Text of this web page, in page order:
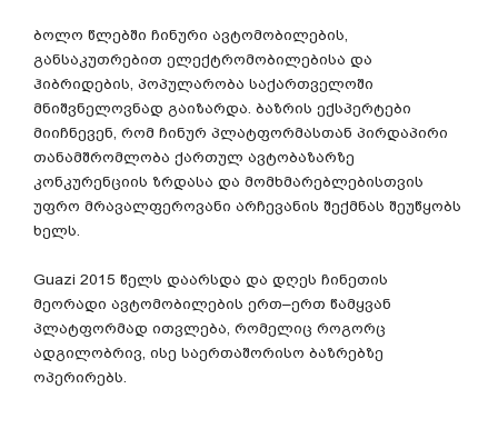
ბოლო წლებში ჩინური ავტომობილების
განსაკუთრებით ელექტრომობილებისა და
ჰიბრიდების პოპულარობა საქართველოში
მნიშვნელოვნად გაიზარდა ბაზრის ექსპერტები
მიიჩნევენ რომ ჩინურ პლატფორმასთან პირდაპირი
თანამშრომლობა ქართულ ავტობაზარზე
კონკურენციის ზრდასა და მომხმარებლებისთვის
უფრო მრავალფეროვანი არჩევანის შექმნას შეუწყობს
ხელს
Guazi 2015 წელს დაარსდა და დღეს ჩინეთის
მეორადი ავტომობილების ერთ–ერთ წამყვან
პლატფორმად ითვლება რომელიც როგორც
ადგილობრივ ისე საერთაშორისო ბაზრებზე
ოპერირებს